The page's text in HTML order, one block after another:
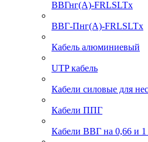
ВВГнг(А)-FRLSLTx
ВВГ-Пнг(А)-FRLSLTx
Кабель алюминиевый
UTP кабель
Кабели силовые для
Кабели ППГ
Кабели ВВГ на 0,66 и